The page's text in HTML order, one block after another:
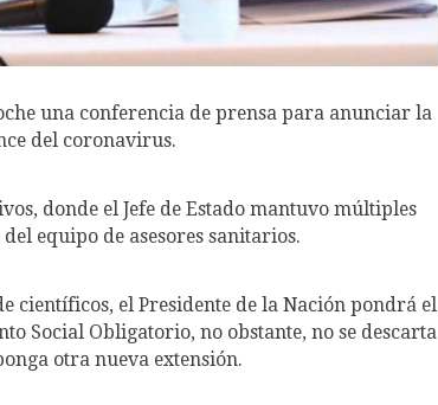
una conferencia de prensa para anunciar la
del coronavirus.
donde el Jefe de Estado mantuvo múltiples
equipo de asesores sanitarios.
científicos, el Presidente de la Nación pondrá el
Social Obligatorio, no obstante, no se descarta
otra nueva extensión.